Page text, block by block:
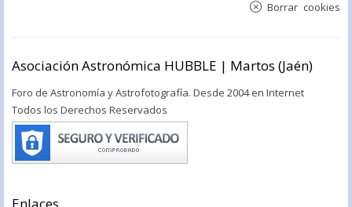
Borrar cookies
Asociación Astronómica HUBBLE | Martos (Jaén)
Foro de Astronomía y Astrofotografía. Desde 2004 en Internet
Todos los Derechos Reservados